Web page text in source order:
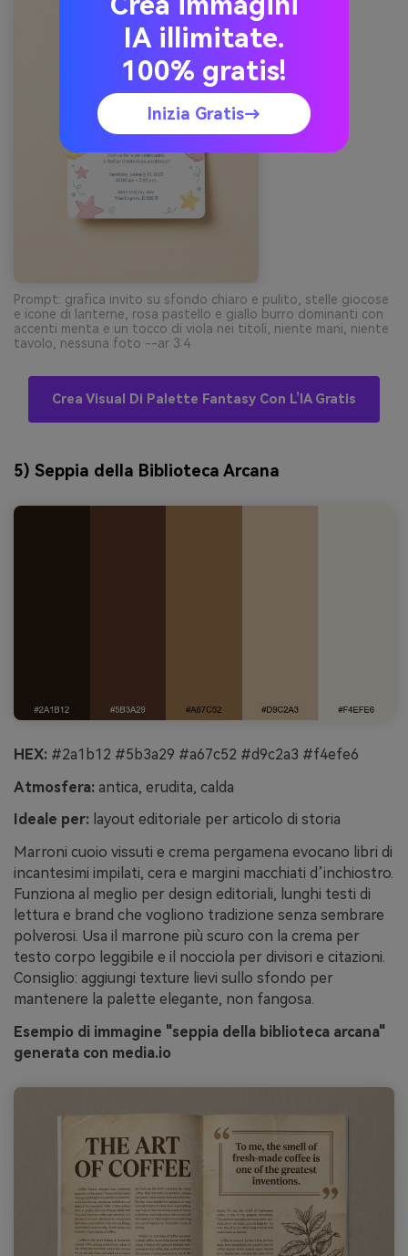
Prompt: grafica invito su sfondo chiaro e pulito, stelle giocose
e icone di lanterne, rosa pastello e giallo burro dominanti con
accenti menta e un tocco di viola nei titoli, niente mani, niente
tavolo, nessuna foto --ar 3:4
Crea Visual Di Palette Fantasy Con L’IA Gratis
5) Seppia della Biblioteca Arcana
HEX: #2a1b12 #5b3a29 #a67c52 #d9c2a3 #f4efe6
Atmosfera: antica, erudita, calda
Ideale per: layout editoriale per articolo di storia
Marroni cuoio vissuti e crema pergamena evocano libri di
incantesimi impilati, cera e margini macchiati d’inchiostro.
Funziona al meglio per design editoriali, lunghi testi di
lettura e brand che vogliono tradizione senza sembrare
polverosi. Usa il marrone più scuro con la crema per
testo corpo leggibile e il nocciola per divisori e citazioni.
Consiglio: aggiungi texture lievi sullo sfondo per
mantenere la palette elegante, non fangosa.
Esempio di immagine "seppia della biblioteca arcana"
generata con media.io
IA illimitate.
100% gratis!
Inizia Gratis→